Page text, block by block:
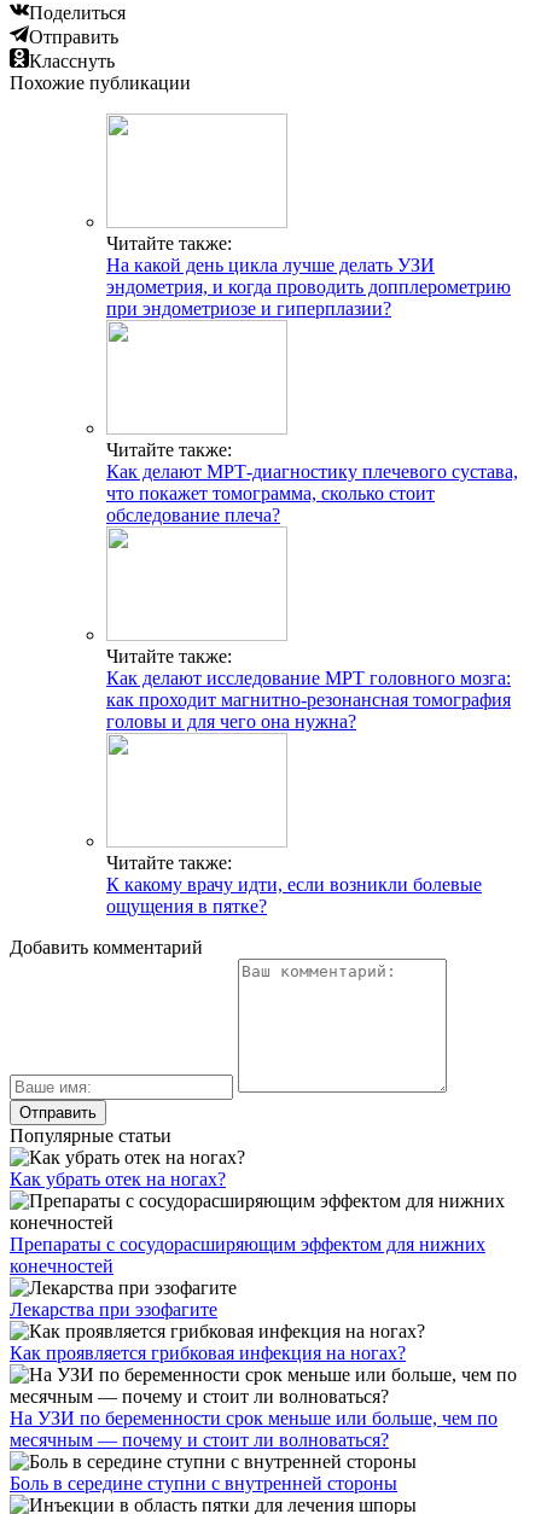
Поделиться
Отправить
Класснуть
Похожие публикации
Читайте также:
На какой день цикла лучше делать УЗИ
эндометрия, и когда проводить допплерометрию
при эндометриозе и гиперплазии?
Читайте также:
Как делают МРТ-диагностику плечевого сустава,
что покажет томограмма, сколько стоит
обследование плеча?
Читайте также:
Как делают исследование МРТ головного мозга:
как проходит магнитно-резонансная томография
головы и для чего она нужна?
Читайте также:
К какому врачу идти, если возникли болевые
ощущения в пятке?
Добавить комментарий
Популярные статьи
Как убрать отек на ногах?
Препараты с сосудорасширяющим эффектом для нижних
конечностей
Лекарства при эзофагите
Как проявляется грибковая инфекция на ногах?
На УЗИ по беременности срок меньше или больше, чем по
месячным — почему и стоит ли волноваться?
Боль в середине ступни с внутренней стороны